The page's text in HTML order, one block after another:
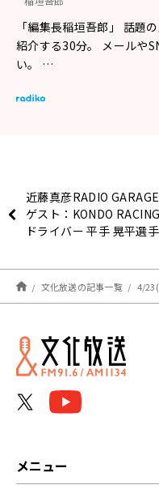
「編集長稲垣吾郎」 話題
紹介する30分。 メールや
い。 …
近藤真彦RADIO GARAGE
ゲスト：KONDO RACING
ドライバー 平手 晃平選手
文化放送の記事一覧 4/23(
メニュー